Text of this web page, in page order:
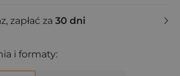
zapłać za 30 dni
i formaty: